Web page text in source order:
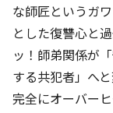
な師匠というガ
とした復讐心と
ッ！師弟関係が
する共犯者」へ
完全にオーバー